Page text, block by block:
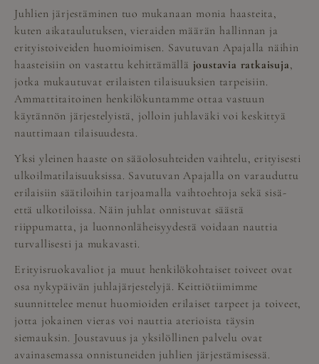
Juhlien järjestäminen tuo mukanaan monia haasteita,
kuten aikataulutuksen, vieraiden määrän hallinnan ja
erityistoiveiden huomioimisen. Savutuvan Apajalla näihin
haasteisiin on vastattu kehittämällä joustavia ratkaisuja,
jotka mukautuvat erilaisten tilaisuuksien tarpeisiin.
Ammattitaitoinen henkilökuntamme ottaa vastuun
käytännön järjestelyistä, jolloin juhlaväki voi keskittyä
nauttimaan tilaisuudesta.
Yksi yleinen haaste on sääolosuhteiden vaihtelu, erityisesti
ulkoilmatilaisuuksissa. Savutuvan Apajalla on varauduttu
erilaisiin säätiloihin tarjoamalla vaihtoehtoja sekä sisä-
että ulkotiloissa. Näin juhlat onnistuvat säästä
riippumatta, ja luonnonläheisyydestä voidaan nauttia
turvallisesti ja mukavasti.
Erityisruokavaliot ja muut henkilökohtaiset toiveet ovat
osa nykypäivän juhlajärjestelyjä. Keittiötiimimme
suunnittelee menut huomioiden erilaiset tarpeet ja toiveet,
jotta jokainen vieras voi nauttia aterioista täysin
siemauksin. Joustavuus ja yksilöllinen palvelu ovat
avainasemassa onnistuneiden juhlien järjestämisessä.